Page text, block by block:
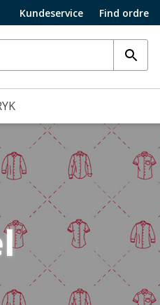
Kundeservice Find ordre